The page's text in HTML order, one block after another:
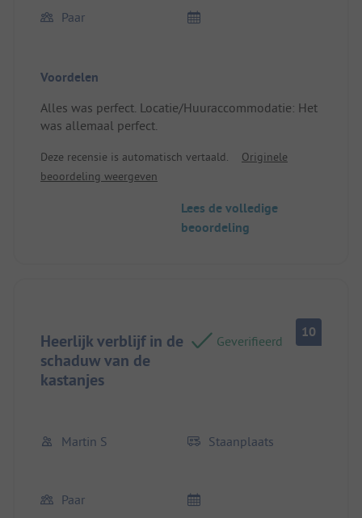
Paar
Voordelen
Alles was perfect. Locatie/Huuraccommodatie: Het
was allemaal perfect.
Deze recensie is automatisch vertaald.
Originele
beoordeling weergeven
Lees de volledige
beoordeling
Heerlijk verblijf in de
schaduw van de
kastanjes
Geverifieerd
10
Martin S Staanplaats
Paar